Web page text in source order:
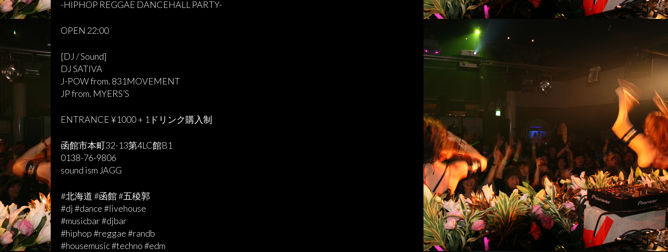
-HIPHOP REGGAE DANCEHALL PARTY-
OPEN 22:00
[DJ / Sound]
DJ SATIVA
J-POW from. 831MOVEMENT
JP from. MYERS’S
ENTRANCE ¥1000 + 1ドリンク購入制
函館市本町32-13第4LC館B1
0138-76-9806
sound ism JAGG
#北海道 #函館 #五稜郭
#dj #dance #livehouse
#musicbar #djbar
#hiphop #reggae #randb
#housemusic #techno #edm